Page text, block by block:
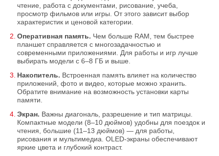
чтение, работа с документами, рисование, учеба,
просмотр фильмов или игры. От этого зависит выбор
характеристик и ценовой категории.
Оперативная память. Чем больше RAM, тем быстрее
планшет справляется с многозадачностью и
современными приложениями. Для работы и игр лучше
выбирать модели с 6–8 ГБ и выше.
Накопитель. Встроенная память влияет на количество
приложений, фото и видео, которые можно хранить.
Обратите внимание на возможность установки карты
памяти.
Экран. Важны диагональ, разрешение и тип матрицы.
Компактные модели (8–10 дюймов) удобны для поездок и
чтения, большие (11–13 дюймов) — для работы,
рисования и мультимедиа. OLED-экраны обеспечивают
яркие цвета и глубокий контраст.